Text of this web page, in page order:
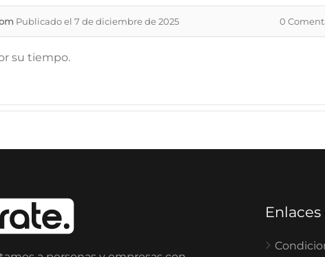
Publicado el 7 de diciembre de 2025 0
su tiempo.